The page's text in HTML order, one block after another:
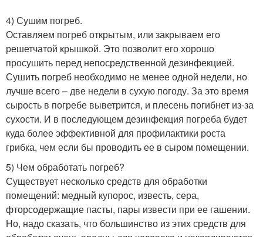
4) Сушим погреб.
Оставляем погреб открытым, или закрываем его
решетчатой крышкой. Это позволит его хорошо
просушить перед непосредственной дезинфекцией.
Сушить погреб необходимо не менее одной недели, но
лучше всего – две недели в сухую погоду. За это время
сырость в погребе выветрится, и плесень погибнет из-за
сухости. И в последующем дезинфекция погреба будет
куда более эффективной для профилактики роста
грибка, чем если бы проводить ее в сыром помещении.
5) Чем обработать погреб?
Существует несколько средств для обработки
помещений: медный купорос, известь, сера,
фторсодержащие пасты, пары извести при ее гашении.
Но, надо сказать, что большинство из этих средств для